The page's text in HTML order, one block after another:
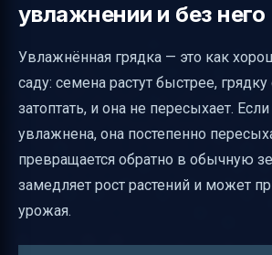
увлажнении и без него
Увлажнённая грядка — это как
саду: семена растут быстрее,
затоптать, и она не пересыхает.
увлажнена, она постепенно
превращается обратно в обычную
замедляет рост растений и может
урожая.